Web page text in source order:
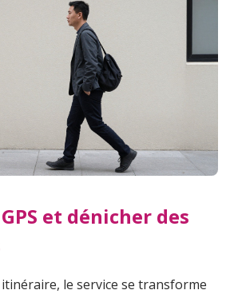
et dénicher des
le service se transforme